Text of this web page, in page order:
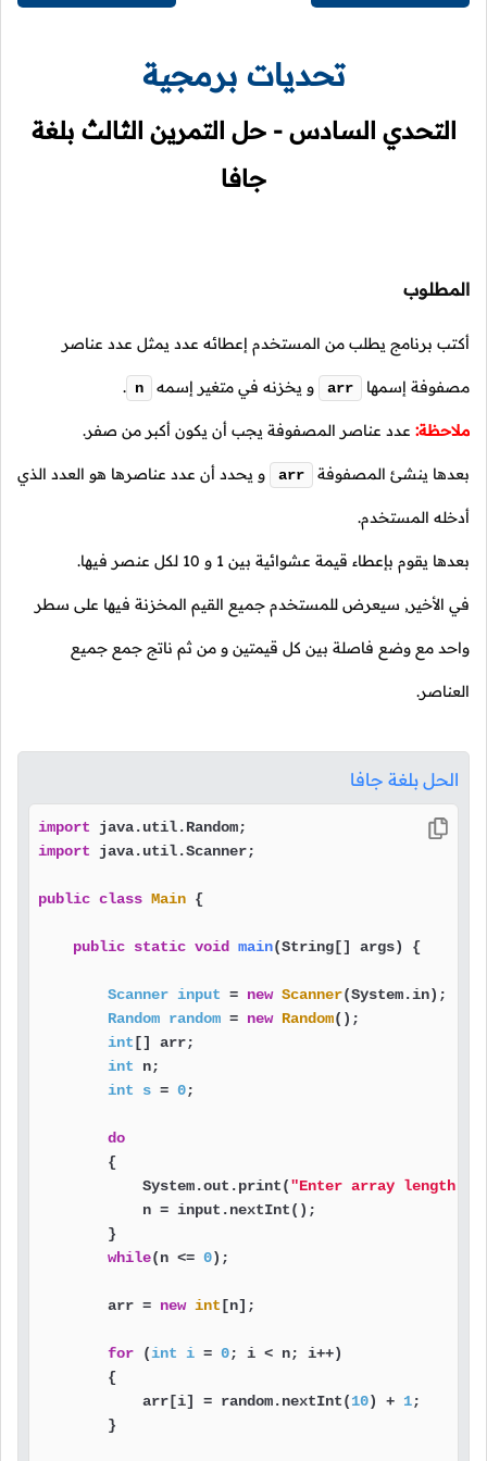
تحديات برمجية
التحدي السادس - حل التمرين الثالث بلغة
جافا
المطلوب
أكتب برنامج يطلب من المستخدم إعطائه عدد يمثل عدد عناصر
مصفوفة إسمها arr و يخزنه في متغير إسمه n
.
ملاحظة: عدد عناصر المصفوفة يجب أن يكون أكبر من صفر.
بعدها ينشئ المصفوفة arr و يحدد أن عدد عناصرها هو العدد الذي
أدخله المستخدم.
بعدها يقوم بإعطاء قيمة عشوائية بين 1 و 10 لكل عنصر فيها.
في الأخير, سيعرض للمستخدم جميع القيم المخزنة فيها على سطر
واحد مع وضع فاصلة بين كل قيمتين و من ثم ناتج جمع جميع
العناصر.
الحل بلغة جافا
import
import java.util.Scanner;
public class Main {
public static void main(String[] args) {
Scanner input = new Scanner(System.in);
Random random = new Random();
int [] arr;
int n;
int
s = 0;
do
        {
            System.out.print(
"Enter array length: "
            n = input.nextInt();
        }
while(n <= 0);
        arr =
new int [n];
for (int i = 0; i < n; i++)
        {
            arr[i] = random.nextInt(
10) + 1;
        }